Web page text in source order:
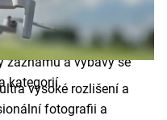
obrazu,
živého přenosu do
záznamu a výbavy se
kategorií.
vysoké rozlišení a
fotografii a